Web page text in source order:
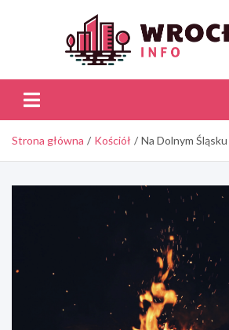
Strona główna Kościół Na Dolnym